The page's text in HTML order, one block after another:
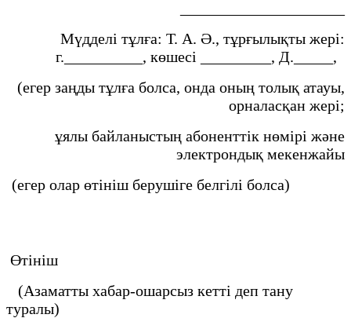
Мүдделі тұлға: Т. А. Ә., тұрғылықты жері:
г.__________, көшесі _________, Д._____,
(егер заңды тұлға болса, онда оның толық атауы,
орналасқан жері;
ұялы байланыстың абоненттік нөмірі және
электрондық мекенжайы
(егер олар өтініш берушіге белгілі болса)
Өтініш
(Азаматты хабар-ошарсыз кетті деп тану
туралы)